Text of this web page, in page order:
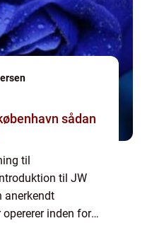
sådan
til
til JW
anerkendt
inden for